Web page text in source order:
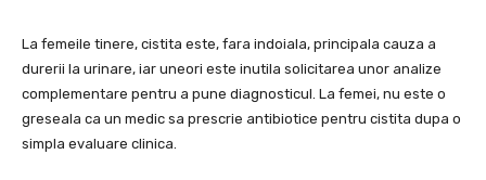
La femeile tinere, cistita este, fara indoiala, principala cauza a
durerii la urinare, iar uneori este inutila solicitarea unor analize
complementare pentru a pune diagnosticul. La femei, nu este o
greseala ca un medic sa prescrie antibiotice pentru cistita dupa o
simpla evaluare clinica.